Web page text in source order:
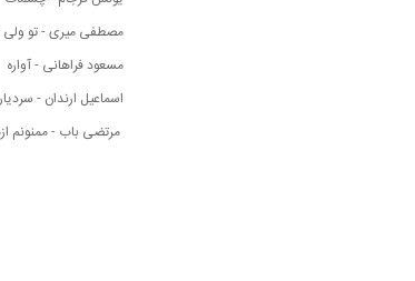
مصطفی میری - تو ولی
مسعود فراهانی - آواره
اسماعیل ارندان - سردیار
مرتضی باب - ممنونم